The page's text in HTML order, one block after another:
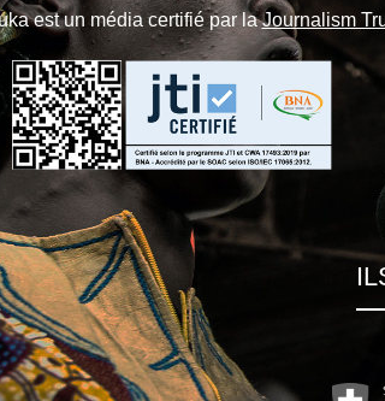
est un média certifié par laJournalism